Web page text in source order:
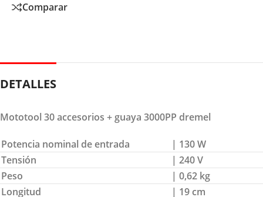
Comparar
DETALLES
Mototool 30 accesorios + guaya 3000PP dremel
Potencia nominal de entrada
| 130 W
Tensión
| 240 V
Peso
| 0,62 kg
Longitud
| 19 cm